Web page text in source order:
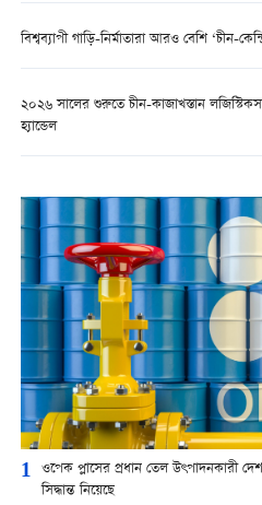
বিশ্বব্যাপী গাড়ি-নির্মাতারা আরও বেশি ‘চীন-
২০২৬ সালের শুরুতে চীন-কাজাখস্তান
হ্যান্ডেল
1 ওপেক প্লাসের প্রধান তেল উৎপাদনকারী
সিদ্ধান্ত নিয়েছে